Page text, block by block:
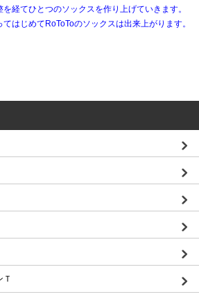
経てひとつのソックスを作り上げていきます。
はじめてRoToToのソックスは出来上がります。
Ｔ